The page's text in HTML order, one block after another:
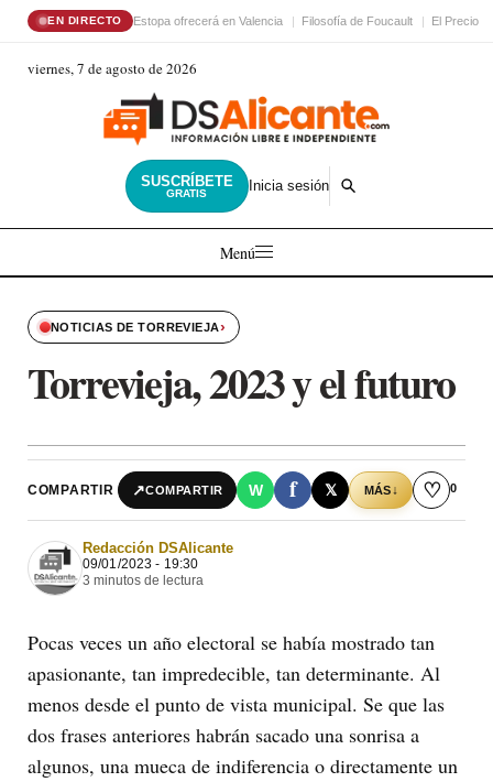
EN DIRECTO Estopa ofrecerá en Valencia Filosofía de Foucault El Precio
viernes, 7 de agosto de 2026
SUSCRÍBETE
GRATIS Inicia sesión
Menú
NOTICIAS DE TORREVIEJA›
Torrevieja, 2023 y el futuro
COMPARTIR ↗COMPARTIR W f 𝕏 MÁS↓ ♡ 0
Redacción DSAlicante
09/01/2023 - 19:30
3 minutos de lectura
Pocas veces un año electoral se había mostrado tan
apasionante, tan impredecible, tan determinante. Al
menos desde el punto de vista municipal. Se que las
dos frases anteriores habrán sacado una sonrisa a
algunos, una mueca de indiferencia o directamente un